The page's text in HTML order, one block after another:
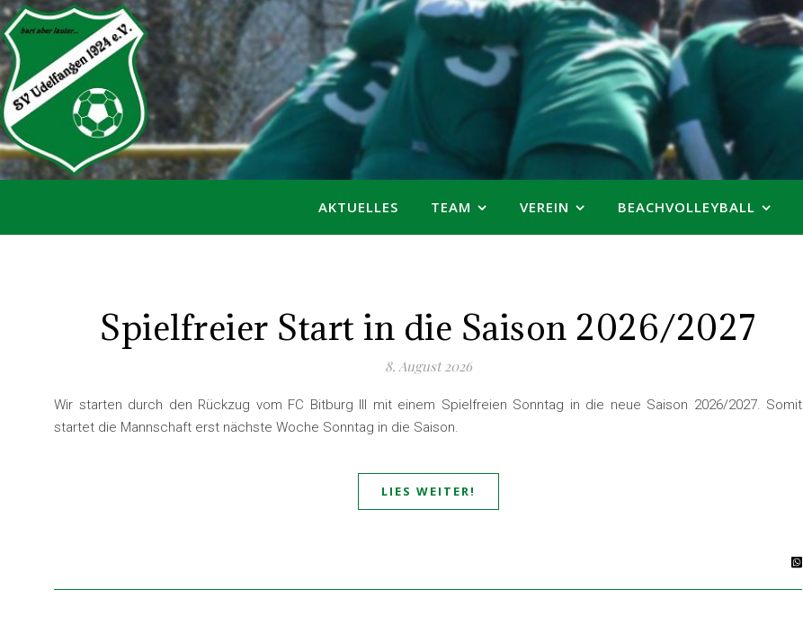
AKTUELLES TEAM VEREIN BEACHVOLLEYBALL
Spielfreier Start in die Saison 2026/2027
8. August 2026
Wir starten durch den Rückzug vom FC Bitburg lll mit einem Spielfreien Sonntag in die neue Saison 2026/2027. Somit
startet die Mannschaft erst nächste Woche Sonntag in die Saison.
LIES WEITER!